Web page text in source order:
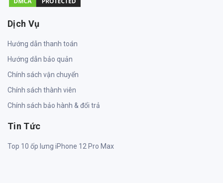
Dịch Vụ
Hướng dẫn thanh toán
Hướng dẫn bảo quản
Chính sách vận chuyển
Chính sách thành viên
Chính sách bảo hành & đổi trả
Tin Tức
Top 10 ốp lưng iPhone 12 Pro Max